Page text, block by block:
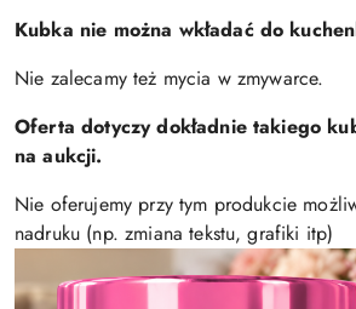
Kubka nie można wkładać do
Nie zalecamy też mycia w zmywarce.
Oferta dotyczy dokładnie takiego
na aukcji.
Nie oferujemy przy tym produkcie
nadruku (np. zmiana tekstu, grafiki itp)